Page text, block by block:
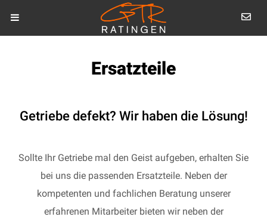
Ersatzteile
Getriebe defekt? Wir haben die Lösung!
Sollte Ihr Getriebe mal den Geist aufgeben, erhalten Sie
bei uns die passenden Ersatzteile. Neben der
kompetenten und fachlichen Beratung unserer
erfahrenen Mitarbeiter bieten wir neben der